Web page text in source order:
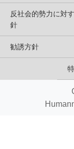
反社会的勢力に対
針
勧誘方針